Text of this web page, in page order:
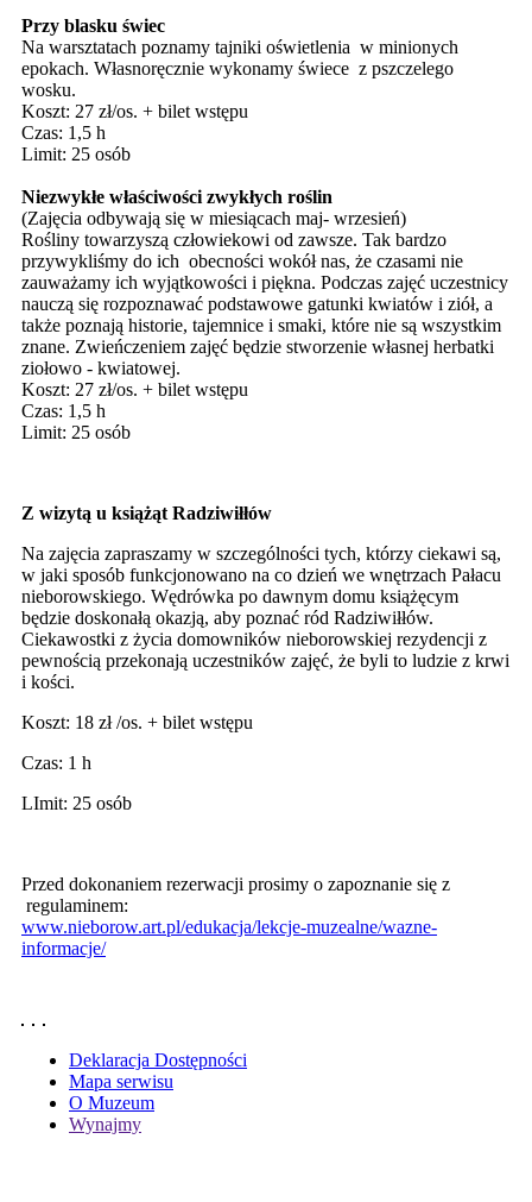
Przy blasku świec
Na warsztatach poznamy tajniki oświetlenia w minionych
epokach. Własnoręcznie wykonamy świece z pszczelego
wosku.
Koszt: 27 zł/os. + bilet wstępu
Czas: 1,5 h
Limit: 25 osób
Niezwykłe właściwości zwykłych roślin
(Zajęcia odbywają się w miesiącach maj- wrzesień)
Rośliny towarzyszą człowiekowi od zawsze. Tak bardzo
przywykliśmy do ich obecności wokół nas, że czasami nie
zauważamy ich wyjątkowości i piękna. Podczas zajęć uczestnicy
nauczą się rozpoznawać podstawowe gatunki kwiatów i ziół, a
także poznają historie, tajemnice i smaki, które nie są wszystkim
znane. Zwieńczeniem zajęć będzie stworzenie własnej herbatki
ziołowo - kwiatowej.
Koszt: 27 zł/os. + bilet wstępu
Czas: 1,5 h
Limit: 25 osób
Z wizytą u książąt Radziwiłłów
Na zajęcia zapraszamy w szczególności tych, którzy ciekawi są,
w jaki sposób funkcjonowano na co dzień we wnętrzach Pałacu
nieborowskiego. Wędrówka po dawnym domu książęcym
będzie doskonałą okazją, aby poznać ród Radziwiłłów.
Ciekawostki z życia domowników nieborowskiej rezydencji z
pewnością przekonają uczestników zajęć, że byli to ludzie z krwi
i kości.
Koszt: 18 zł /os. + bilet wstępu
Czas: 1 h
LImit: 25 osób
Przed dokonaniem rezerwacji prosimy o zapoznanie się z
regulaminem:
www.nieborow.art.pl/edukacja/lekcje-muzealne/wazne-
informacje/
Deklaracja Dostępności
Mapa serwisu
O Muzeum
Wynajmy